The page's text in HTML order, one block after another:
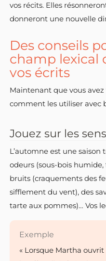
vos récits. Elles
donneront une nouvelle
Des conseils
champ lexical
vos écrits
Maintenant que vous
comment les utiliser avec
Jouez sur les
L’automne est une saison
odeurs (sous-bois
bruits (craquements des
sifflement du vent), des
tarte aux pommes)… Vos
Exemple
« Lorsque Martha